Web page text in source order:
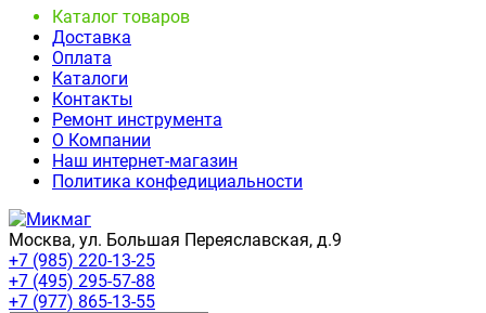
Каталог товаров
Доставка
Оплата
Каталоги
Контакты
Ремонт инструмента
О Компании
Наш интернет-магазин
Политика конфедициальности
Москва, ул. Большая Переяславская, д.9
+7 (985) 220-13-25
+7 (495) 295-57-88
+7 (977) 865-13-55